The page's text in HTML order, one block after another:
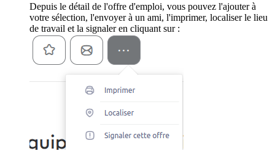
Depuis le détail de l'offre d'emploi, vous pouvez l'ajouter à
votre sélection, l'envoyer à un ami, l'imprimer, localiser le lieu
de travail et la signaler en cliquant sur :